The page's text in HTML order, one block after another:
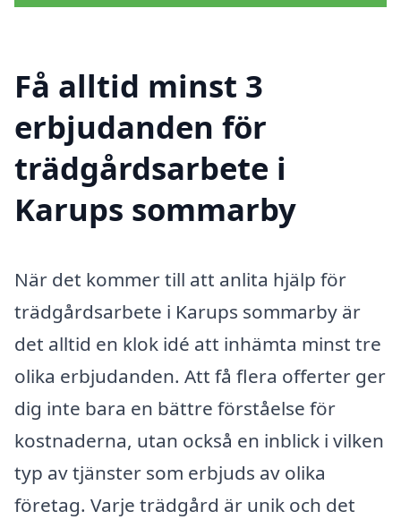
Få alltid minst 3
erbjudanden för
trädgårdsarbete i
Karups sommarby
När det kommer till att anlita hjälp för
trädgårdsarbete i Karups sommarby är
det alltid en klok idé att inhämta minst tre
olika erbjudanden. Att få flera offerter ger
dig inte bara en bättre förståelse för
kostnaderna, utan också en inblick i vilken
typ av tjänster som erbjuds av olika
företag. Varje trädgård är unik och det